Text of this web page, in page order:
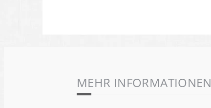
MEHR INFORMATIONEN